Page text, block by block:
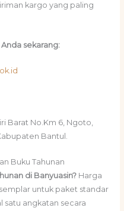
kargo yang paling
sekarang:
Barat No.Km 6, Ngoto,
Bantul.
Buku Tahunan
di Banyuasin?Harga
untuk paket standar
satu angkatan secara